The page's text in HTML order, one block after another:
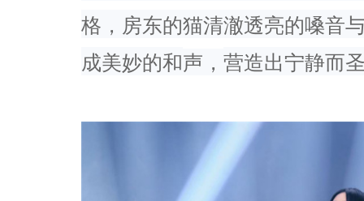
格，房东的猫清澈透亮的嗓音
成美妙的和声， 营造出宁静而